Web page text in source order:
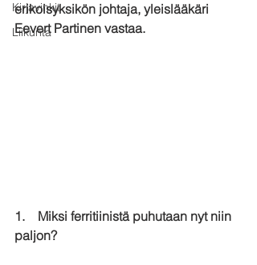
Kirjavinkit
Liikunta
erikoisyksikön johtaja, yleislääkäri
Eevert Partinen vastaa.
1.    Miksi ferritiinistä puhutaan nyt niin
paljon?